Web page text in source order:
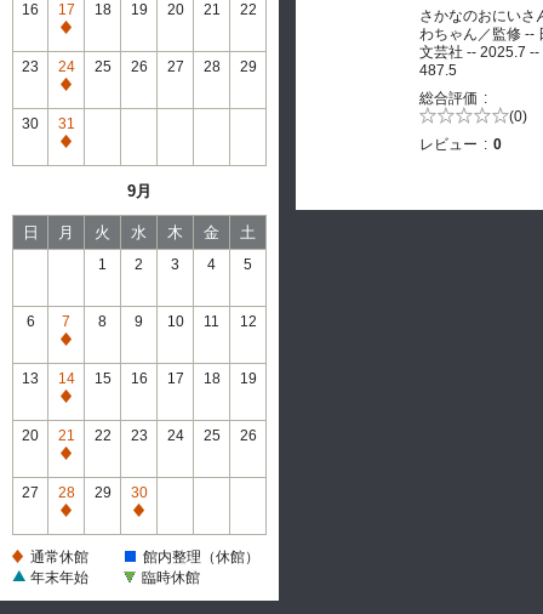
休
館
16
17
通
常
休
館
18 19 20 21 22
23
24
通
常
休
館
25 26 27 28 29
30
31
通
館
9月
日 月 火 水 木 金 土
1 2 3 4 5
6
7
通
常
休
館
8 9 10 11 12
13
14
通
常
休
館
15 16 17 18 19
20
21
通
常
休
館
22 23 24 25 26
27
28
通
休
29
30
通
休
通常休館
館内整理（休館）
年末年始
臨時休館
さかなのおにいさ
わちゃん／監修 --
文芸社 -- 2025.7 --
487.5
総合評価
5段階評価の (0)
レビュー
0